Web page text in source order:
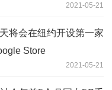
2021-05-21
将会在纽约开设第一家
Store
2021-05-21